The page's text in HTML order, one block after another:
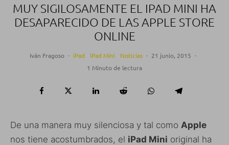
MUY SIGILOSAMENTE EL IPAD MINI HA
DESAPARECIDO DE LAS APPLE STORE
ONLINE
Iván Fragoso · iPad iPad Mini Noticias · 21 junio, 2015 ·
1 Minuto de lectura
De una manera muy silenciosa y tal como Apple
nos tiene acostumbrados, el iPad Mini original ha